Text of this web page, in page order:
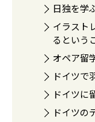
日独を学
イラスト
るという
オペア留
ドイツで
ドイツに
ドイツの